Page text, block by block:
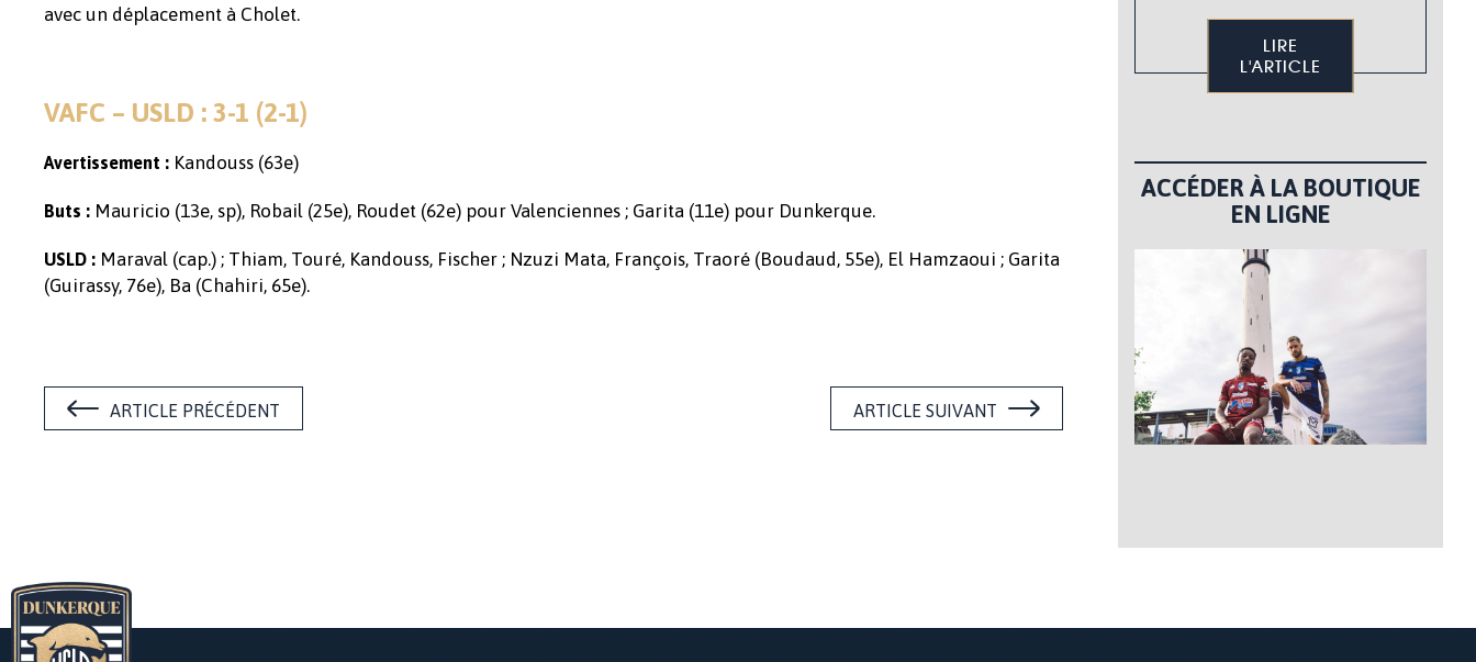
avec un déplacement à Cholet.
VAFC – USLD : 3-1 (2-1)
Avertissement : Kandouss (63e)
Buts : Mauricio (13e, sp), Robail (25e), Roudet (62e) pour Valenciennes ; Garita (11e) pour Dunkerque.
USLD : Maraval (cap.) ; Thiam, Touré, Kandouss, Fischer ; Nzuzi Mata, François, Traoré (Boudaud, 55e), El Hamzaoui ; Garita
(Guirassy, 76e), Ba (Chahiri, 65e).
ARTICLE PRÉCÉDENT ARTICLE SUIVANT
LIRE
L'ARTICLE
ACCÉDER À LA BOUTIQUE
EN LIGNE